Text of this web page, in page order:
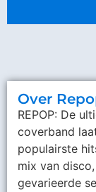
Over
REPOP: De
coverband
populairste
mix van
gevarieerde